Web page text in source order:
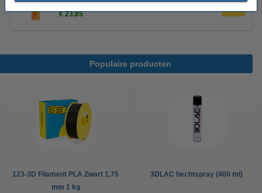
50 ml
€ 23,85
Populaire producten
123-3D Filament PLA Zwart 1,75
mm 1 kg
3DLAC hechtspray (400 ml)